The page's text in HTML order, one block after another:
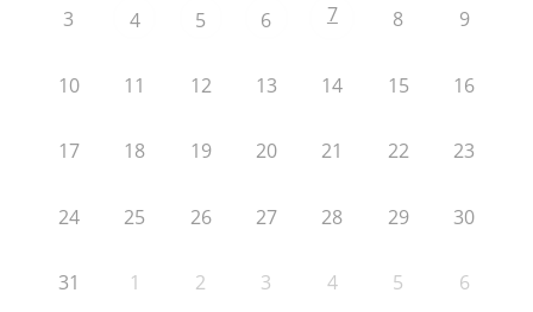
3 4 5 6 7 8 9
10 11 12 13 14 15 16
17 18 19 20 21 22 23
24 25 26 27 28 29 30
31 1 2 3 4 5 6